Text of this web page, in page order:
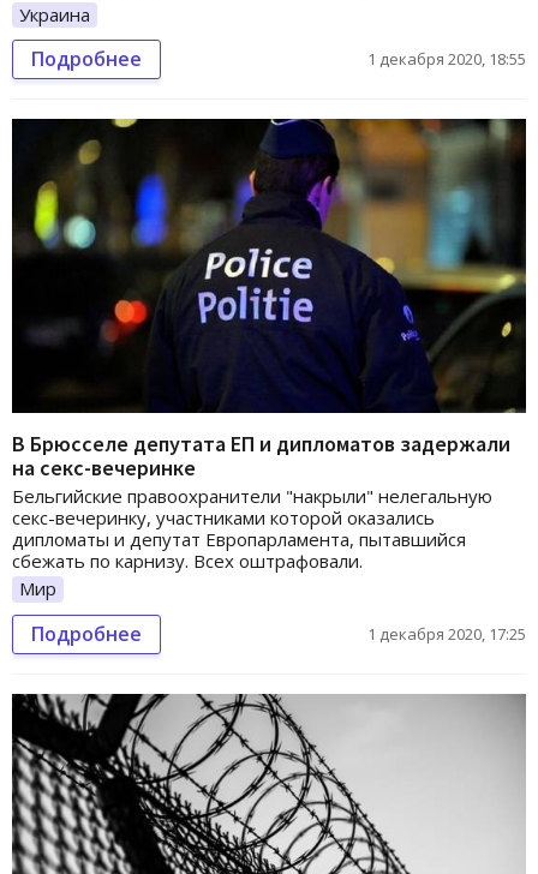
Украина
Подробнее 1 декабря 2020, 18:55
В Брюсселе депутата ЕП и дипломатов задержали
на секс-вечеринке
Бельгийские правоохранители "накрыли" нелегальную
секс-вечеринку, участниками которой оказались
дипломаты и депутат Европарламента, пытавшийся
сбежать по карнизу. Всех оштрафовали.
Мир
Подробнее 1 декабря 2020, 17:25